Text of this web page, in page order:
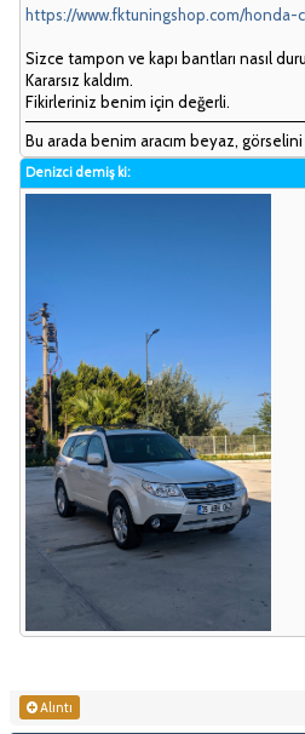
https://www.fktuningshop.com/honda-
Sizce tampon ve kapı bantları nasıl
Kararsız kaldım.
Fikirleriniz benim için değerli.
Bu arada benim aracım beyaz,
Denizci demiş ki:
Alıntı